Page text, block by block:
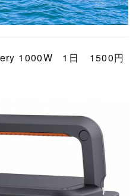
1000W 1日 1500円